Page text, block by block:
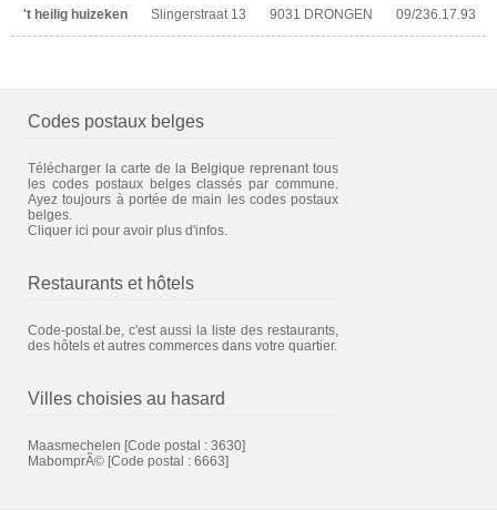
't heilig huizeken Slingerstraat 13 9031 DRONGEN 09/236.17.93
Codes postaux belges
Télécharger la carte de la Belgique reprenant tous
les codes postaux belges classés par commune.
Ayez toujours à portée de main les codes postaux
belges.
Cliquer ici pour avoir plus d'infos.
Restaurants et hôtels
Code-postal.be, c'est aussi la liste des restaurants,
des hôtels et autres commerces dans votre quartier.
Villes choisies au hasard
Maasmechelen [Code postal : 3630]
MabomprÃ© [Code postal : 6663]